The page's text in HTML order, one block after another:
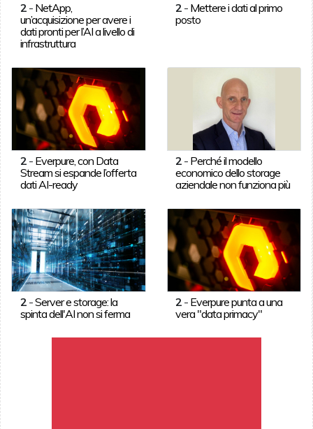
2- NetApp,
un’acquisizione per avere i
dati pronti per l’AI a livello di
infrastruttura
2 - Mettere i dati al primo
posto
2- Everpure, con Data
Stream si espande l’offerta
dati AI-ready
2 - Perché il modello
economico dello storage
aziendale non funziona più
2-Server e storage: la
spinta dell'AI non si ferma
2 - Everpure punta a una
vera "data primacy"